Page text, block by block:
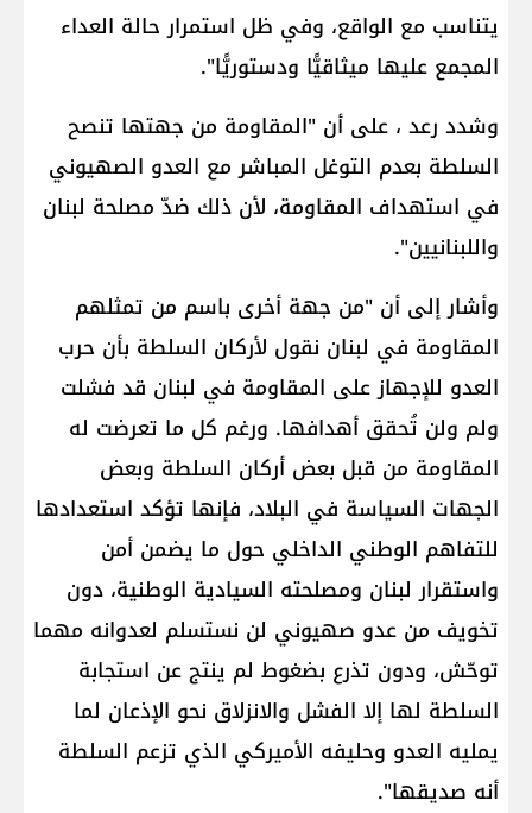
يتناسب مع الواقع، وفي ظل استمرار حالة العداء
المجمع عليها ميثاقيًّا ودستوريًّا".
وشدد رعد ، على أن "​المقاومة​ من جهتها تنصح
السلطة بعدم التوغل المباشر مع العدو الصهيوني
في استهداف المقاومة، لأن ذلك ضدّ مصلحة لبنان
واللبنانيين".
وأشار إلى أن "من جهة أخرى باسم من تمثلهم
المقاومة في لبنان نقول لأركان السلطة بأن حرب
العدو للإجهاز على المقاومة في لبنان قد فشلت
ولم ولن تُحقق أهدافها. ورغم كل ما تعرضت له
المقاومة من قبل بعض أركان السلطة وبعض
الجهات ال​سياسة​ في البلاد، فإنها تؤكد استعدادها
للتفاهم الوطني الداخلي حول ما يضمن أمن
واستقرار لبنان ومصلحته السيادية الوطنية، دون
تخويف من عدو صهيوني لن نستسلم لعدوانه مهما
توحّش، ودون تذرع بضغوط لم ينتج عن استجابة
السلطة لها إلا الفشل والانزلاق نحو الإذعان لما
يمليه العدو وحليفه الأميركي الذي تزعم السلطة
أنه صديقها".